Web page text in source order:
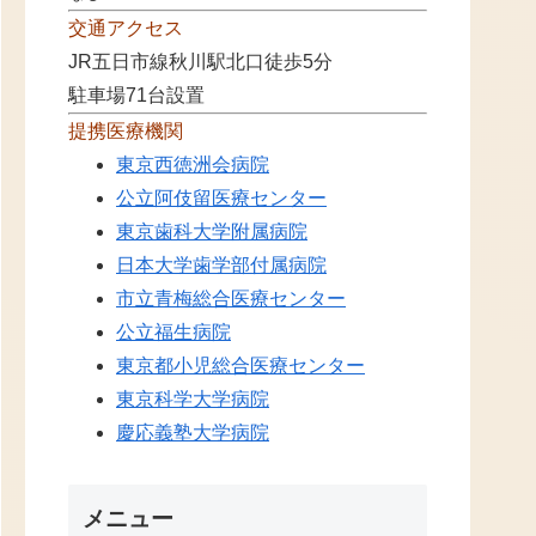
交通アクセス
JR五日市線秋川駅北口徒歩5分
駐車場71台設置
提携医療機関
東京西徳洲会病院
公立阿伎留医療センター
東京歯科大学附属病院
日本大学歯学部付属病院
市立青梅総合医療センター
公立福生病院
東京都小児総合医療センター
東京科学大学病院
慶応義塾大学病院
メニュー